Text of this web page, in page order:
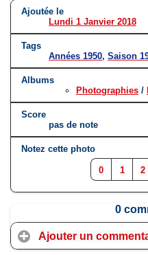
Ajoutée le
Lundi 1 Janvier 2018
Tags
Années 1950, Saison
Albums
Photographies /
Score
pas de note
Notez cette photo
0 1 2
0
Ajouter un